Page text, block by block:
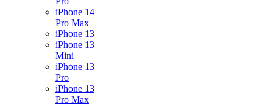
iPhone 14
Pro Max
iPhone 13
iPhone 13
Mini
iPhone 13
Pro
iPhone 13
Pro Max